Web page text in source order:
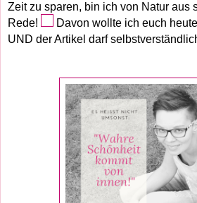
Zeit zu sparen, bin ich von Natur aus
Rede!
Davon wollte ich euch
UND der Artikel darf